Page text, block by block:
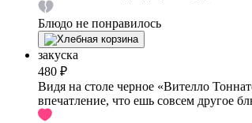
Блюдо не понравилось
закуска
480 ₽
Видя на столе черное «Вителло
впечатление, что ешь совсем другое